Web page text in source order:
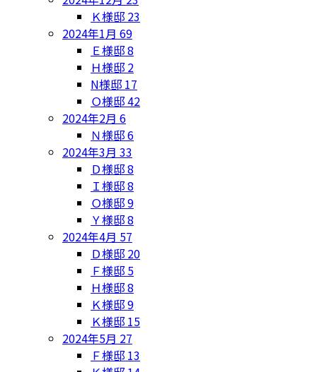
Ｋ様邸 23
2024年1月 69
Ｅ様邸8
Ｈ様邸 2
N様邸 17
Ｏ様邸42
2024年2月 6
Ｎ様邸6
2024年3月 33
Ｄ様邸8
Ｉ様邸8
Ｏ様邸9
Ｙ様邸8
2024年4月 57
Ｄ様邸 20
Ｆ様邸 5
Ｈ様邸8
Ｋ様邸9
Ｋ様邸 15
2024年5月 27
Ｆ様邸 13